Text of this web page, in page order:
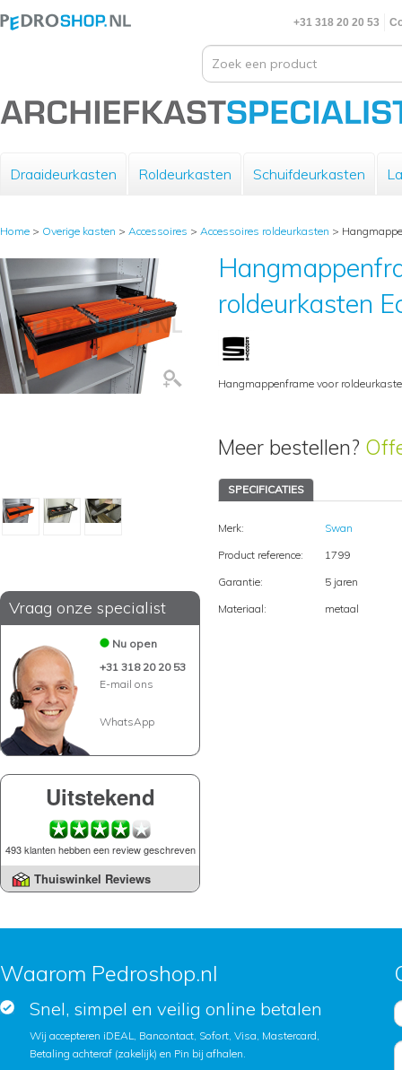
+31 318 20 20 53
Draaideurkasten Roldeurkasten Schuifdeurkasten
Home > Overige kasten > Accessoires > Accessoires roldeurkasten >
Vraag onze specialist
Nu open
+31 318 20 20 53
E-mail ons
WhatsApp
Uitstekend
493 klanten hebben een review geschreven
Thuiswinkel Reviews
roldeurkasten
Hangmappenframe voor
Meer bestellen?
SPECIFICATIES
Merk:
Swan
Product reference:
1799
Garantie:
5 jaren
Materiaal:
metaal
Waarom Pedroshop.nl
Snel, simpel en veilig online betalen
Wij accepteren iDEAL, Bancontact, Sofort, Visa, Mastercard,
Betaling achteraf (zakelijk) en Pin bij afhalen.